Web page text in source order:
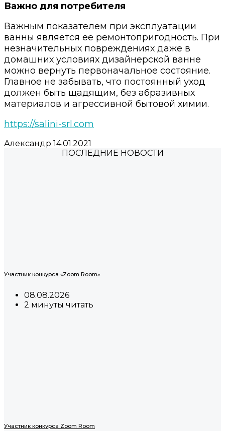
Важно для потребителя
Важным показателем при эксплуатации
ванны является ее ремонтопригодность. При
незначительных повреждениях даже в
домашних условиях дизайнерской ванне
можно вернуть первоначальное состояние.
Главное не забывать, что постоянный уход
должен быть щадящим, без абразивных
материалов и агрессивной бытовой химии.
https://salini-srl.com
Александр 14.01.2021
ПОСЛЕДНИЕ НОВОСТИ
Участник конкурса «Zoom Room»
08.08.2026
2 минуты читать
Участник конкурса Zoom Room